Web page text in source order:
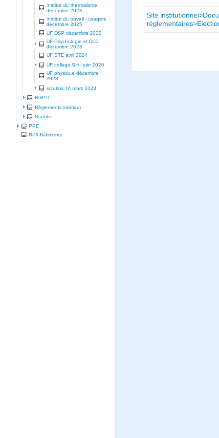
Institut du thermalisme
décembre 2023
Institut du travail - usagers
décembre 2025
UF DSP décembre 2023
UF Psychologie et DLC
décembre 2023
UF STE avril 2024
UF collège SH - juin 2026
UF physique décembre
2023
scrutins 16 mars 2023
RGPD
Règlements intérieur
Statuts
PPE
RPA Bâtiments
Site